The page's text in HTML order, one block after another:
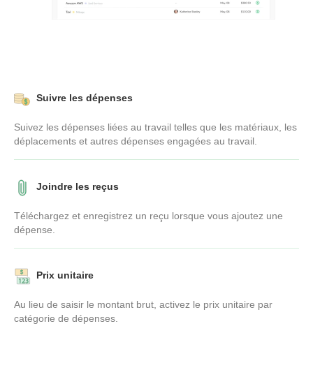
Suivre les dépenses
Suivez les dépenses liées au travail telles que les matériaux, les
déplacements et autres dépenses engagées au travail.
Joindre les reçus
Téléchargez et enregistrez un reçu lorsque vous ajoutez une
dépense.
Prix unitaire
Au lieu de saisir le montant brut, activez le prix unitaire par
catégorie de dépenses.